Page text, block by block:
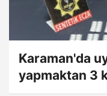
Karaman'da
yapmaktan 3